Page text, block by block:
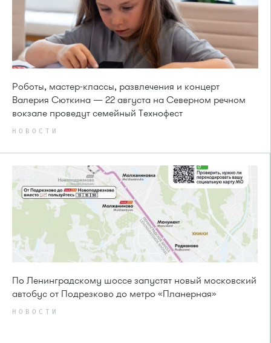
Роботы, мастер-классы, развлечения и концерт
Валерия Сюткина — 22 августа на Северном речном
вокзале проведут семейный Технофест
НОВОСТИ
По Ленинградскому шоссе запустят новый московский
автобус от Подрезково до метро «Планерная»
НОВОСТИ